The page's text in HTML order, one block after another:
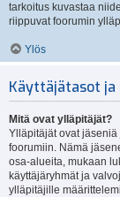
tarkoitus kuvastaa
riippuvat foorumin
Ylös
Käyttäjätasot ja
Mitä ovat ylläpitäjät?
Ylläpitäjät ovat
foorumiin. Nämä
osa-alueita, mukaan
käyttäjäryhmät ja
ylläpitäjille